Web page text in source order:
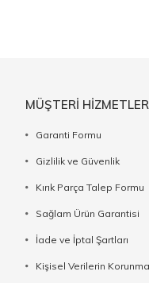
MÜŞTERİ
Garanti Formu
Gizlilik ve Güvenlik
Kırık Parça Talep Formu
Sağlam Ürün Garantisi
İade ve İptal Şartları
Kişisel Verilerin